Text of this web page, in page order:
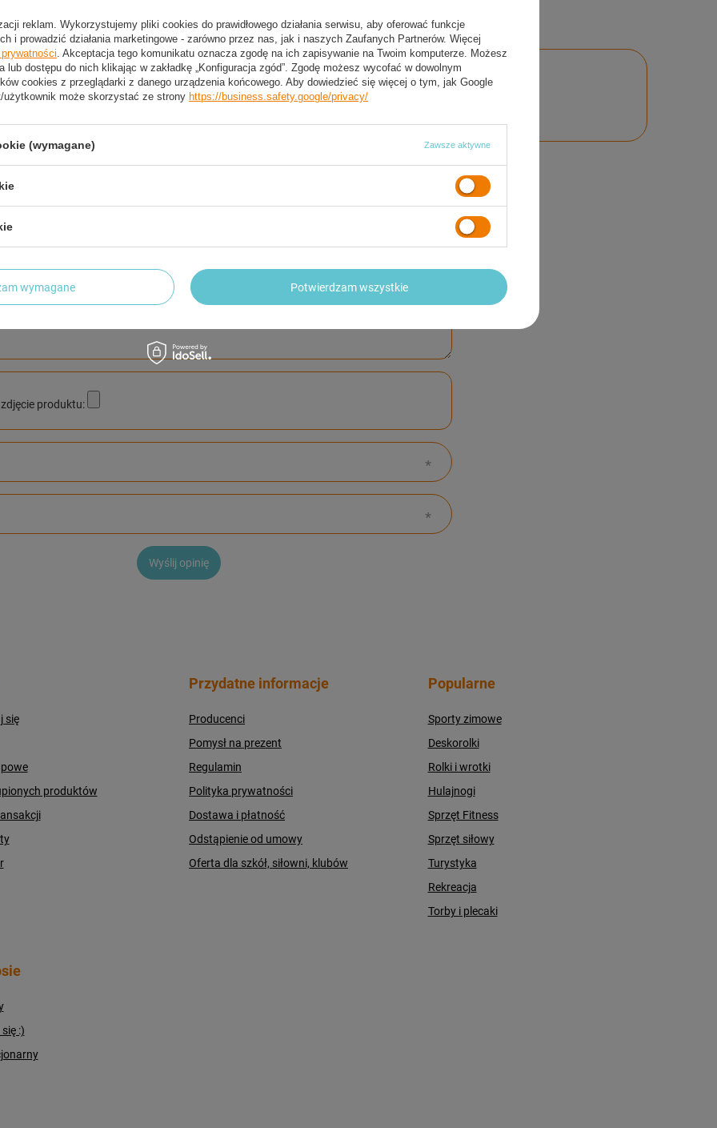
pomocy? Masz pytania?
niezwłocznie, najciekawsze pytania i odpowiedzi
Zadaj pytanie
5/5
produktu:
Wyślij opinię
się
produktów
Przydatne informacje
Producenci
Pomysł na prezent
Regulamin
Polityka prywatności
Dostawa i płatność
Odstąpienie od umowy
Oferta dla szkół, siłowni, klubów
Popularne
Sporty zimowe
Deskorolki
Rolki i wrotki
Hulajnogi
Sprzęt Fitness
Sprzęt siłowy
Turystyka
Rekreacja
Torby i plecaki
:)
reklam. Wykorzystujemy pliki cookies do prawidłowego działania serwisu, aby oferować funkcje
i prowadzić działania marketingowe - zarówno przez nas, jak i naszych Zaufanych Partnerów. Więcej
. Akceptacja tego komunikatu oznacza zgodę na ich zapisywanie na Twoim komputerze. Możesz
lub dostępu do nich klikając w zakładkę „Konfiguracja zgód”. Zgodę możesz wycofać w dowolnym
cookies z przeglądarki z danego urządzenia końcowego. Aby dowiedzieć się więcej o tym, jak Google
użytkownik może skorzystać ze strony https://business.safety.google/privacy/
(wymagane) Zawsze aktywne
wymagane Potwierdzam wszystkie